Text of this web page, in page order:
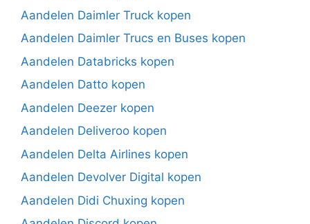
Aandelen Daimler Truck kopen
Aandelen Daimler Trucs en Buses kopen
Aandelen Databricks kopen
Aandelen Datto kopen
Aandelen Deezer kopen
Aandelen Deliveroo kopen
Aandelen Delta Airlines kopen
Aandelen Devolver Digital kopen
Aandelen Didi Chuxing kopen